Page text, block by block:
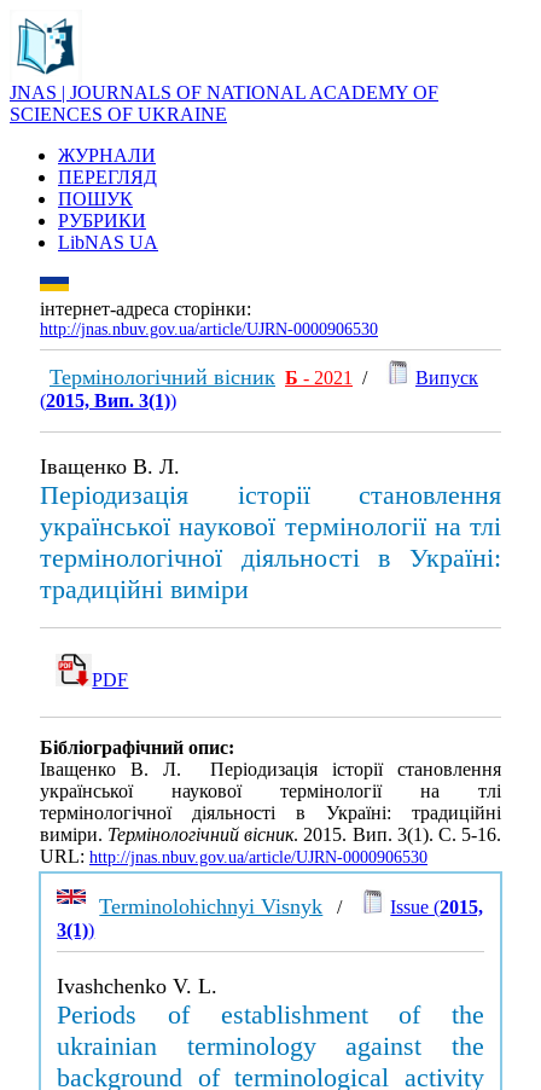
JNAS | JOURNALS OF NATIONAL ACADEMY OF
SCIENCES OF UKRAINE
ЖУРНАЛИ
ПЕРЕГЛЯД
ПОШУК
РУБРИКИ
LibNAS UA
інтернет-адреса сторінки:
http://jnas.nbuv.gov.ua/article/UJRN-0000906530
Термінологічний вісник Б - 2021 /
Випуск
(2015, Вип. 3(1))
Іващенко В. Л.
Періодизація історії становлення
української наукової термінології на тлі
термінологічної діяльності в Україні:
традиційні виміри
PDF
Бібліографічний опис:
Іващенко В. Л. Періодизація історії становлення
української наукової термінології на тлі
термінологічної діяльності в Україні: традиційні
виміри. Термінологічний вісник. 2015. Вип. 3(1). С. 5-16.
URL: http://jnas.nbuv.gov.ua/article/UJRN-0000906530
Terminolohichnyi Visnyk / Issue (2015,
3(1))
Ivashchenko V. L.
Periods of establishment of the
ukrainian terminology against the
background of terminological activity